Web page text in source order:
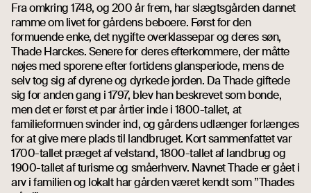
Fra omkring 1748, og 200 år frem, har slægtsgården dannet
ramme om livet for gårdens beboere. Først for den
formuende enke, det nygifte overklassepar og deres søn,
Thade Harckes. Senere for deres efterkommere, der måtte
nøjes med sporene efter fortidens glansperiode, mens de
selv tog sig af dyrene og dyrkede jorden. Da Thade giftede
sig for anden gang i 1797, blev han beskrevet som bonde,
men det er først et par årtier inde i 1800-tallet, at
familieformuen svinder ind, og gårdens udlænger forlænges
for at give mere plads til landbruget. Kort sammenfattet var
1700-tallet præget af velstand, 1800-tallet af landbrug og
1900-tallet af turisme og småerhverv. Navnet Thade er gået i
arv i familien og lokalt har gården været kendt som ”Thades